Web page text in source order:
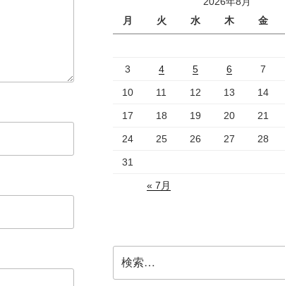
月
火 水 木 金
3 4 5 6 7
10 11 12 13 14
17 18 19 20 21
24 25 26 27 28
31
« 7月